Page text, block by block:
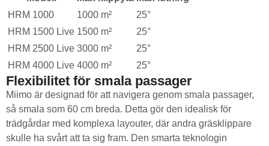
HRM 1000
1000 m²
25°
HRM 1500 Live 1500 m²
25°
HRM 2500 Live 3000 m²
25°
HRM 4000 Live 4000 m² 25°
Flexibilitet för smala passager
Miimo är designad för att navigera genom smala passager,
så smala som 60 cm breda. Detta gör den idealisk för
trädgårdar med komplexa layouter, där andra gräsklippare
skulle ha svårt att ta sig fram. Den smarta teknologin